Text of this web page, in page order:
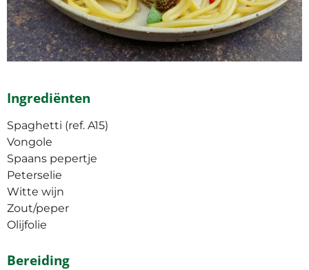
Ingrediënten
Spaghetti (ref. A15)
Vongole
Spaans pepertje
Peterselie
Witte wijn
Zout/peper
Olijfolie
Bereiding